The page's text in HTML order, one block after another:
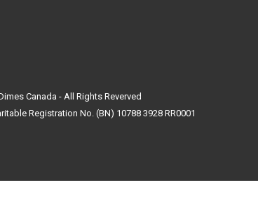
Canada - All Rights Reverved
Registration No. (BN) 10788 3928 RR0001